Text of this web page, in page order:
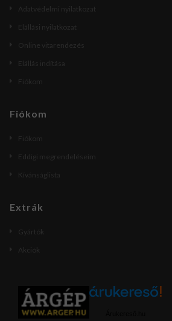
Adatvédelmi nyilatkozat
Elállási nyilatkozat
Online vitarendezés
Elállás indítása
Fiókom
Fiókom
Fiókom
Eddigi megrendeléseim
Kívánságlista
Extrák
Gyártók
Akciók